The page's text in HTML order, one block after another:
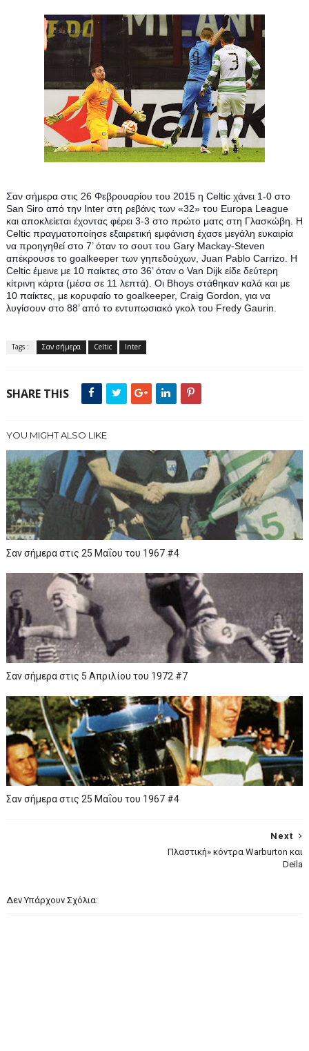
Σαν σήμερα στις 26 Φεβρουαρίου του 2015 η Celtic χάνει 1-0 στο
San Siro από την Inter στη ρεβάνς των «32» του Europa League
και αποκλείεται έχοντας φέρει 3-3 στο πρώτο ματς στη Γλασκώβη. Η
Celtic πραγματοποίησε εξαιρετική εμφάνιση έχασε μεγάλη ευκαιρία
να προηγηθεί στο 7’ όταν το σουτ του Gary Mackay-Steven
απέκρουσε το goalkeeper των γηπεδούχων, Juan Pablo Carrizo. Η
Celtic έμεινε με 10 παίκτες στο 36’ όταν ο Van Dijk είδε δεύτερη
κίτρινη κάρτα (μέσα σε 11 λεπτά). Οι Bhoys στάθηκαν καλά και με
10 παίκτες, με κορυφαίο το goalkeeper, Craig Gordon, για να
λυγίσουν στο 88’ από το εντυπωσιακό γκολ του Fredy Gaurin.
Tags : Σαν σήμερα Celtic Inter
SHARE THIS
YOU MIGHT ALSO LIKE
Σαν σήμερα στις 25 Μαΐου του 1967 #4
Σαν σήμερα στις 5 Απριλίου του 1972 #7
Σαν σήμερα στις 25 Μαΐου του 1967 #4
Next
Πλαστική» κόντρα Warburton και
Deila
Δεν Υπάρχουν Σχόλια: